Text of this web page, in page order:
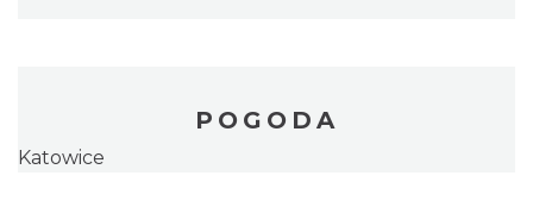
POGODA
Katowice